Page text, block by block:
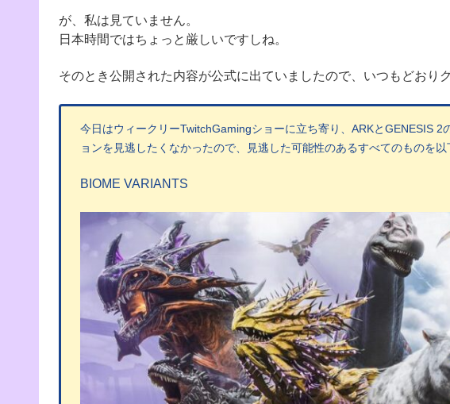
が、私は見ていません。
日本時間ではちょっと厳しいですしね。
そのとき公開された内容が公式に出ていましたので、いつもどおり
今日はウィークリーTwitchGamingショーに立ち寄り、ARKとGENESIS
ョンを見逃したくなかったので、見逃した可能性のあるすべてのものを以
BIOME VARIANTS